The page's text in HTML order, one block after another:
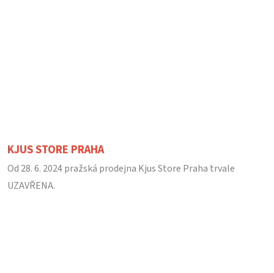
KJUS STORE PRAHA
Od 28. 6. 2024 pražská prodejna Kjus Store Praha trvale
UZAVŘENA.